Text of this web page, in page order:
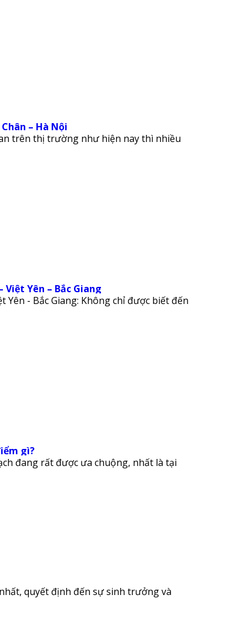
– Hà Nội
trên thị trường như hiện nay thì nhiều
Yên – Bắc Giang
- Bắc Giang: Không chỉ được biết đến
gì?
đang rất được ưa chuộng, nhất là tại
quyết định đến sự sinh trưởng và